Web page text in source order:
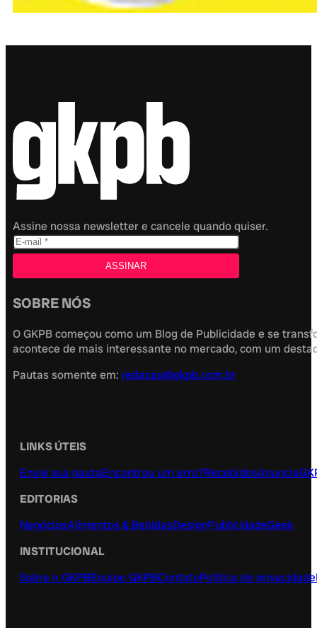
Assine nossa newsletter e cancele quando quiser.
SOBRE NÓS
O GKPB começou como um Blog de Publicidade e se
acontece de mais interessante no mercado, com um
Pautas somente em: redacao@gkpb.com.br
LINKS ÚTEIS
Envie sua pautaEncontrou um erro?RecebidosAnuncie
EDITORIAS
NegóciosAlimentos & BebidasDesignPublicidadeGeek
INSTITUCIONAL
Sobre o GKPBEquipe GKPBContatoPolítica de privacidade